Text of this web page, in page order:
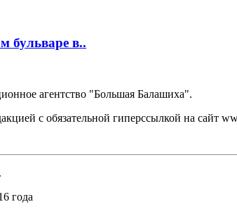
бульваре в..
агентство "Большая Балашиха".
с обязательной гиперссылкой на сайт
года